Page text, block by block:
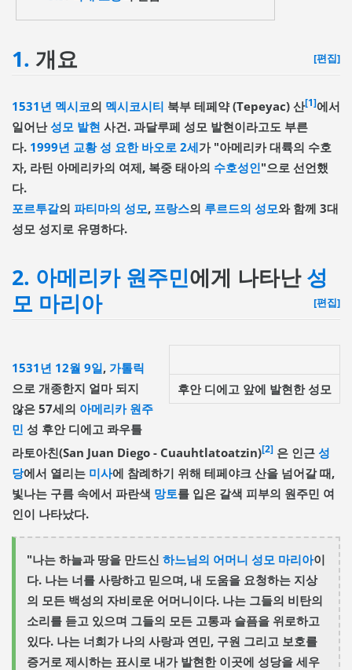
1. 개요 [편집]
1531년 멕시코의 멕시코시티 북부 테페약 (Tepeyac) 산[1]에서
일어난성모 발현 사건. 과달루페 성모 발현이라고도 부른
다. 1999년 교황 성 요한 바오로 2세가 "아메리카 대륙의 수호
자, 라틴 아메리카의 여제, 복중 태아의 수호성인"으로 선언했
다.
포르투갈의 파티마의 성모, 프랑스의 루르드의 성모와 함께 3대
성모 성지로 유명하다.
2. 아메리카 원주민에게 나타난성
모 마리아
[편집]
후안 디에고 앞에 발현한 성모
1531년 12월 9일, 가톨릭
으로 개종한지 얼마 되지
않은 57세의 아메리카 원주
민 성 후안 디에고 콰우틀
라토아친(San Juan Diego - Cuauhtlatoatzin)[2]은 인근 성
당에서 열리는 미사에 참례하기 위해 테페야크 산을 넘어갈 때,
빛나는 구름 속에서 파란색 망토를 입은 갈색 피부의 원주민 여
인이 나타났다.
"나는 하늘과 땅을 만드신 하느님의 어머니 성모 마리아이
다. 나는 너를 사랑하고 믿으며, 내 도움을 요청하는 지상
의 모든 백성의 자비로운 어머니이다. 나는 그들의 비탄의
소리를 듣고 있으며 그들의 모든 고통과 슬픔을 위로하고
있다. 나는 너희가 나의 사랑과 연민, 구원 그리고 보호를
증거로 제시하는 표시로 내가 발현한 이곳에 성당을 세우